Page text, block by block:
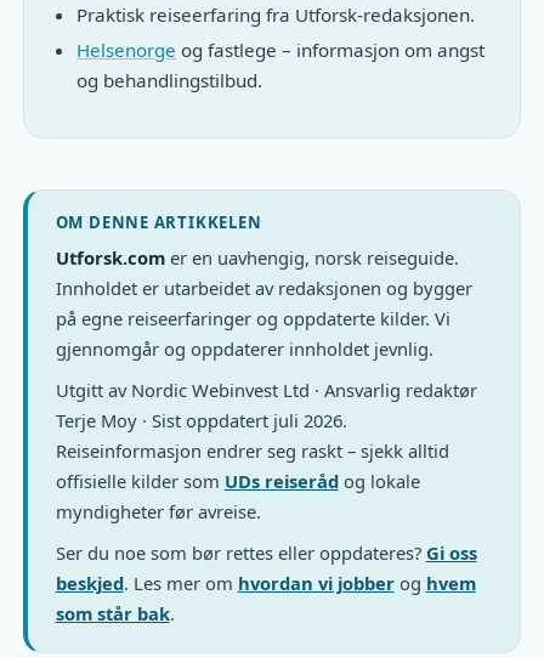
Praktisk reiseerfaring fra Utforsk-redaksjonen.
Helsenorge og fastlege – informasjon om angst
og behandlingstilbud.
OM DENNE ARTIKKELEN
Utforsk.comer en uavhengig, norsk reiseguide.
Innholdet er utarbeidet av redaksjonen og bygger
på egne reiseerfaringer og oppdaterte kilder. Vi
gjennomgår og oppdaterer innholdet jevnlig.
Utgitt av Nordic Webinvest Ltd · Ansvarlig redaktør
Terje Moy · Sist oppdatert juli 2026.
Reiseinformasjon endrer seg raskt – sjekk alltid
offisielle kilder som UDs reiserådog lokale
myndigheter før avreise.
Ser du noe som bør rettes eller oppdateres? Gi oss
beskjed. Les mer om hvordan vi jobberog hvem
som står bak.